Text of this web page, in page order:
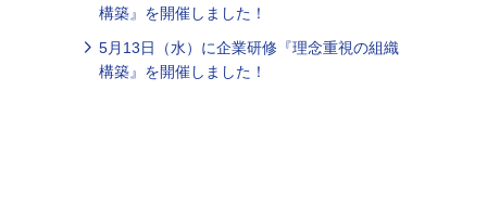
構築』を開催しました！
5月13日（水）に企業研修『理念重視の組織
構築』を開催しました！